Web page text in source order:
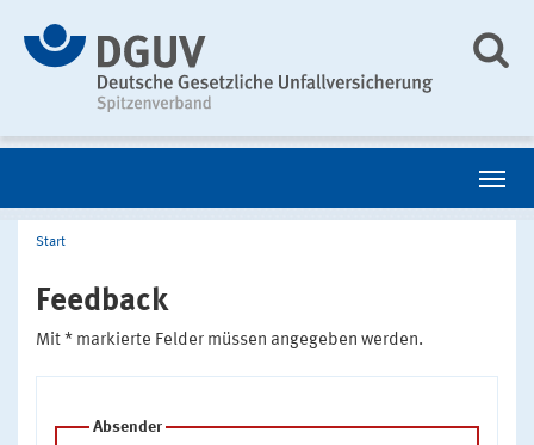
Start
Feedback
Mit * markierte Felder müssen angegeben werden.
Absender